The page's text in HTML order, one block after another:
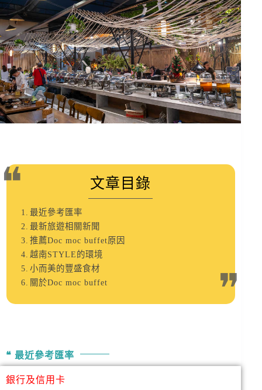
文章目錄
最近參考匯率
最新旅遊相關新聞
推薦Doc moc buffet原因
越南STYLE的環境
小而美的豐盛食材
關於Doc moc buffet
最近參考匯率
銀行及信用卡